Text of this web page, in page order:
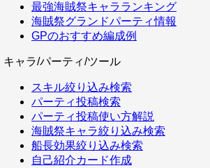
最強海賊祭キャラランキング
海賊祭グランドパーティ情報
GPのおすすめ編成例
キャラ/パーティ/ツール
スキル絞り込み検索
パーティ投稿検索
パーティ投稿使い方解説
海賊祭キャラ絞り込み検索
船長効果絞り込み検索
自己紹介カード作成